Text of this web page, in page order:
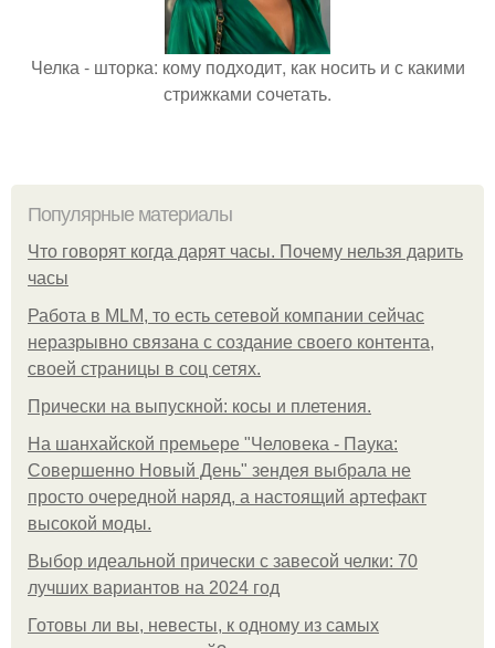
Челка - шторка: кому подходит, как носить и с какими
стрижками сочетать.
Популярные материалы
Что говорят когда дарят часы. Почему нельзя дарить
часы
Работа в MLM, то есть сетевой компании сейчас
неразрывно связана с создание своего контента,
своей страницы в соц сетях.
Прически на выпускной: косы и плетения.
На шанхайской премьере "Человека - Паука:
Совершенно Новый День" зендея выбрала не
просто очередной наряд, а настоящий артефакт
высокой моды.
Выбор идеальной прически с завесой челки: 70
лучших вариантов на 2024 год
Готовы ли вы, невесты, к одному из самых